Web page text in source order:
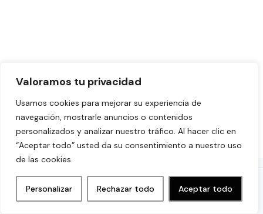
Valoramos tu privacidad
Usamos cookies para mejorar su experiencia de
navegación, mostrarle anuncios o contenidos
personalizados y analizar nuestro tráfico. Al hacer clic en
“Aceptar todo” usted da su consentimiento a nuestro uso
de las cookies.
Personalizar Rechazar todo Aceptar todo
Sitio protegido por Google reCAPTCHA. Ver políticas de privacidad
términos de servicio.